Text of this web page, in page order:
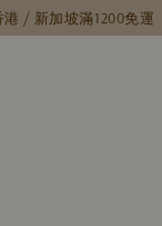
/ 新加坡滿1200免運